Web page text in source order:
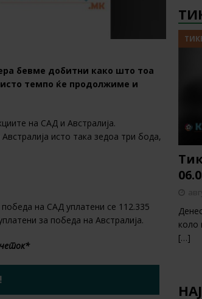
бевме добитни како што тоа
темпо ќе продолжиме и
на САД и Австралија.
исто така зедоа три бода,
на САД уплатени се 112.335
за победа на Австралија.
коло
[…]